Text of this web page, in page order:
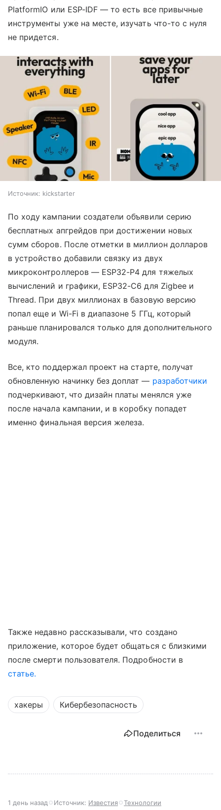
PlatformIO или ESP-IDF — то есть все привычные
инструменты уже на месте, изучать что-то с нуля
не придется.
Источник: kickstarter
По ходу кампании создатели объявили серию
бесплатных апгрейдов при достижении новых
сумм сборов. После отметки в миллион долларов
в устройство добавили связку из двух
микроконтроллеров — ESP32-P4 для тяжелых
вычислений и графики, ESP32-C6 для Zigbee и
Thread. При двух миллионах в базовую версию
попал еще и Wi-Fi в диапазоне 5 ГГц, который
раньше планировался только для дополнительного
модуля.
Все, кто поддержал проект на старте, получат
обновленную начинку без доплат — разработчики
подчеркивают, что дизайн платы менялся уже
после начала кампании, и в коробку попадет
именно финальная версия железа.
Также недавно рассказывали, что создано
приложение, которое будет общаться с близкими
после смерти пользователя. Подробности в
статье.
хакеры Кибербезопасность
Поделиться
1 день назад Источник: Известия Технологии